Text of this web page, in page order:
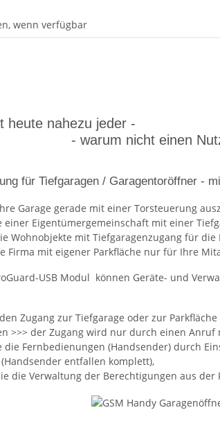
wenn verfügbar
heute nahezu jeder -
nicht einen Nutzen
für Tiefgaragen / Garagentoröffner -
Garage gerade mit einer Torsteuerung
einer Eigentümergemeinschaft mit einer
Wohnobjekte mit Tiefgaragenzugang für die
Firma mit eigener Parkfläche nur für Ihre
USB Modul können Geräte- und
Zugang zur Tiefgarage oder zur
>>> der Zugang wird nur durch einen
die Fernbedienungen (Handsender) durch
entfallen komplett),
die Verwaltung der Berechtigungen aus der